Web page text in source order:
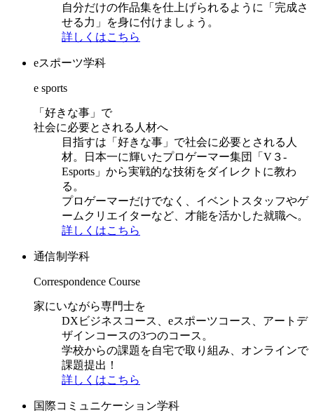
自分だけの作品集を仕上げられるように「完成さ
せる力」を身に付けましょう。
詳しくはこちら
eスポーツ学科
e sports
「好きな事」で
社会に必要とされる人材へ
目指すは「好きな事」で社会に必要とされる人
材。日本一に輝いたプロゲーマー集団「V３-
Esports」から実戦的な技術をダイレクトに教わ
る。
プロゲーマーだけでなく、イベントスタッフやゲ
ームクリエイターなど、才能を活かした就職へ。
詳しくはこちら
通信制学科
Correspondence Course
家にいながら専門士を
DXビジネスコース、eスポーツコース、アートデ
ザインコースの3つのコース。
学校からの課題を自宅で取り組み、オンラインで
課題提出！
詳しくはこちら
国際コミュニケーション学科